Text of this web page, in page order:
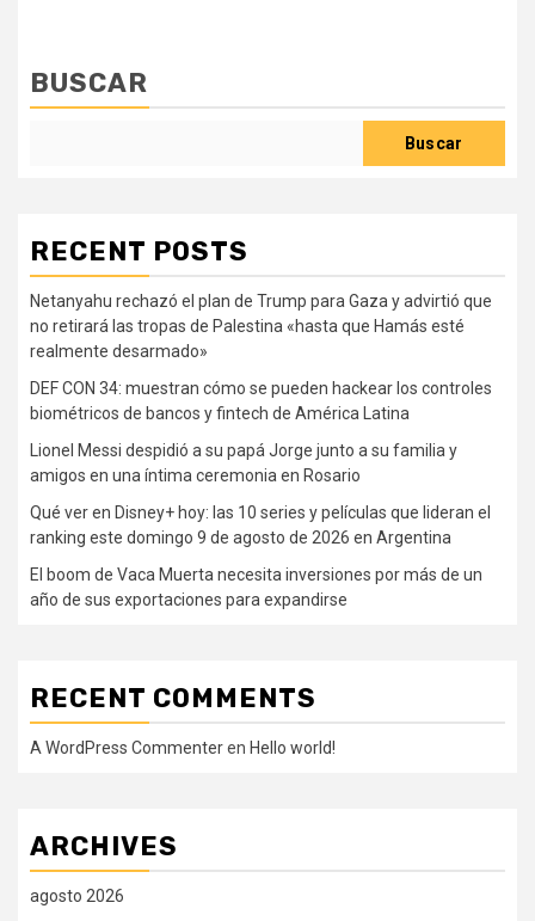
BUSCAR
Buscar
RECENT POSTS
Netanyahu rechazó el plan de Trump para Gaza y advirtió que
no retirará las tropas de Palestina «hasta que Hamás esté
realmente desarmado»
DEF CON 34: muestran cómo se pueden hackear los controles
biométricos de bancos y fintech de América Latina
Lionel Messi despidió a su papá Jorge junto a su familia y
amigos en una íntima ceremonia en Rosario
Qué ver en Disney+ hoy: las 10 series y películas que lideran el
ranking este domingo 9 de agosto de 2026 en Argentina
El boom de Vaca Muerta necesita inversiones por más de un
año de sus exportaciones para expandirse
RECENT COMMENTS
A WordPress Commenteren Hello world!
ARCHIVES
agosto 2026